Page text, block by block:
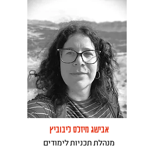
אבישג מיזלס ליבוביץ
מנהלת תכניות לימודים